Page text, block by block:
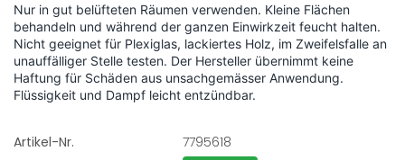
Nur in gut belüfteten Räumen verwenden. Kleine Flächen
behandeln und während der ganzen Einwirkzeit feucht halten.
Nicht geeignet für Plexiglas, lackiertes Holz, im Zweifelsfalle an
unauffälliger Stelle testen. Der Hersteller übernimmt keine
Haftung für Schäden aus unsachgemässer Anwendung.
Flüssigkeit und Dampf leicht entzündbar.
Artikel-Nr.
7795618